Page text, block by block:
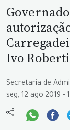
Ivo Roberti
Secretaria de
seg, 12 ago 2019 -